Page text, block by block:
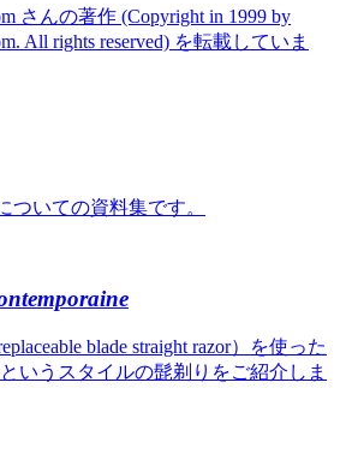
さんの著作 (Copyright in 1999 by
All rights reserved) を転載していま
ついての資料集です。
blade straight razor）を使った
というスタイルの髭剃りをご紹介しま